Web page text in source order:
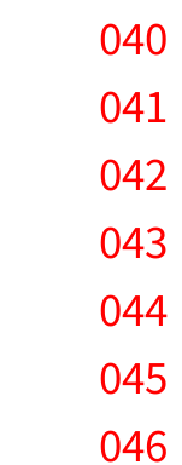
040
041
042
043
044
045
046